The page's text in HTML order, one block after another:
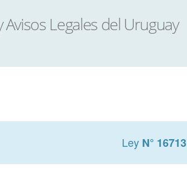
Ley N° 16713